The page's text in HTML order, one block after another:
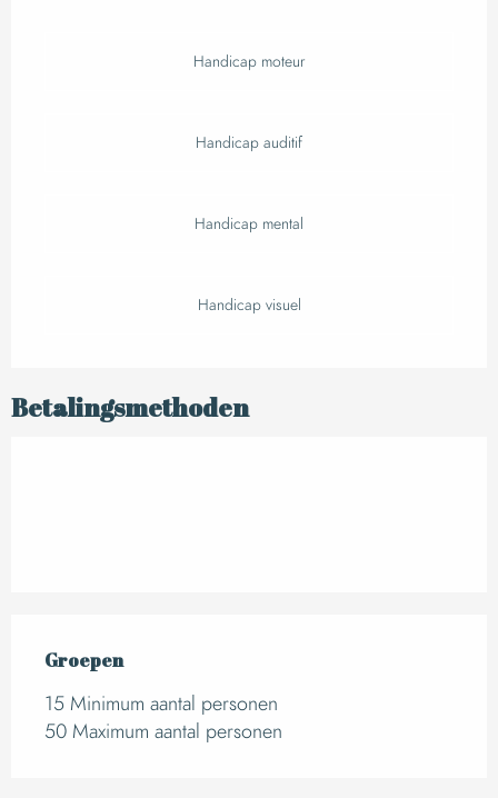
Handicap moteur
Handicap auditif
Handicap mental
Handicap visuel
Betalingsmethoden
Groepen
Groepen
15 Minimum aantal personen
50 Maximum aantal personen